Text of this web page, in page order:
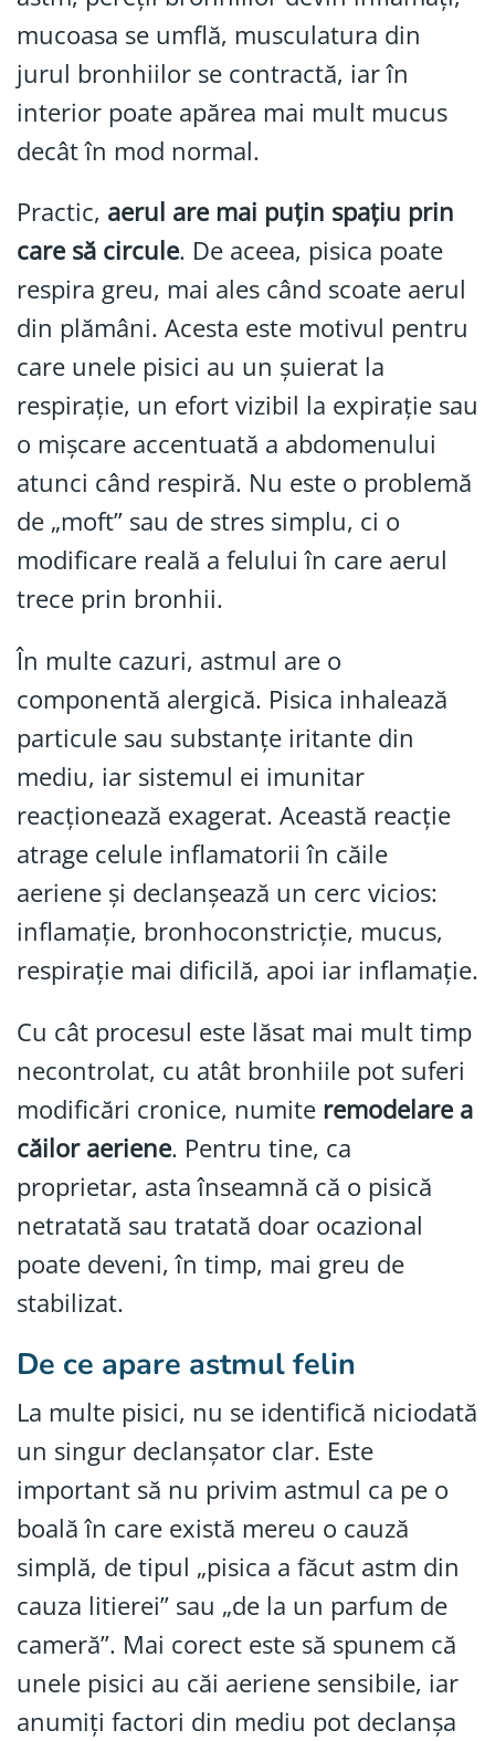
mucoasa se umflă, musculatura din
jurul bronhiilor se contractă, iar în
interior poate apărea mai mult mucus
decât în mod normal.
Practic, aerul are mai puțin spațiu prin
care să circule. De aceea, pisica poate
respira greu, mai ales când scoate aerul
din plămâni. Acesta este motivul pentru
care unele pisici au un șuierat la
respirație, un efort vizibil la expirație sau
o mișcare accentuată a abdomenului
atunci când respiră. Nu este o problemă
de „moft” sau de stres simplu, ci o
modificare reală a felului în care aerul
trece prin bronhii.
În multe cazuri, astmul are o
componentă alergică. Pisica inhalează
particule sau substanțe iritante din
mediu, iar sistemul ei imunitar
reacționează exagerat. Această reacție
atrage celule inflamatorii în căile
aeriene și declanșează un cerc vicios:
inflamație, bronhoconstricție, mucus,
respirație mai dificilă, apoi iar inflamație.
Cu cât procesul este lăsat mai mult timp
necontrolat, cu atât bronhiile pot suferi
modificări cronice, numite remodelare a
căilor aeriene. Pentru tine, ca
proprietar, asta înseamnă că o pisică
netratată sau tratată doar ocazional
poate deveni, în timp, mai greu de
stabilizat.
De ce apare astmul felin
La multe pisici, nu se identifică niciodată
un singur declanșator clar. Este
important să nu privim astmul ca pe o
boală în care există mereu o cauză
simplă, de tipul „pisica a făcut astm din
cauza litierei” sau „de la un parfum de
cameră”. Mai corect este să spunem că
unele pisici au căi aeriene sensibile, iar
anumiți factori din mediu pot declanșa